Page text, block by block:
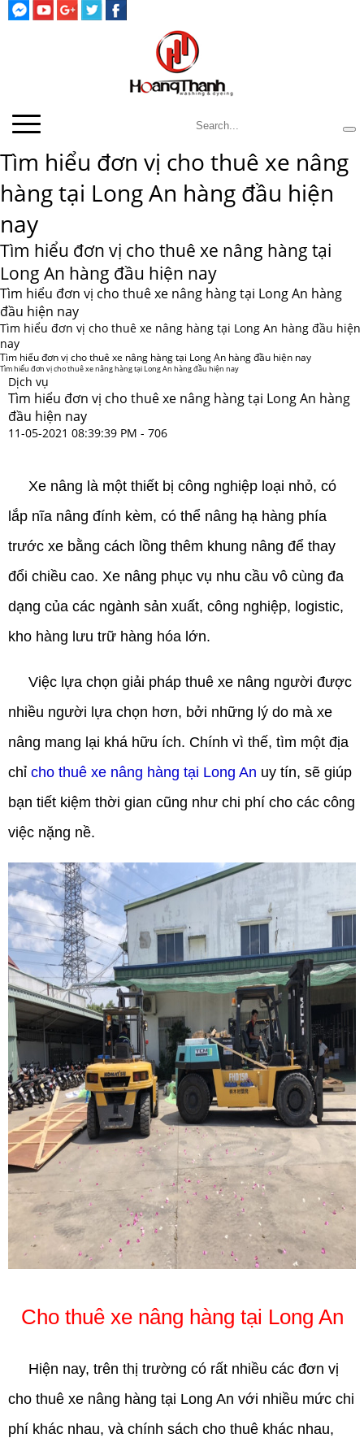
Tìm hiểu đơn vị cho thuê xe nâng
hàng tại Long An hàng đầu hiện
nay
Tìm hiểu đơn vị cho thuê xe nâng hàng tại
Long An hàng đầu hiện nay
Tìm hiểu đơn vị cho thuê xe nâng hàng tại Long An hàng
đầu hiện nay
Tìm hiểu đơn vị cho thuê xe nâng hàng tại Long An hàng đầu hiện
nay
Tìm hiểu đơn vị cho thuê xe nâng hàng tại Long An hàng đầu hiện nay
Tìm hiểu đơn vị cho thuê xe nâng hàng tại Long An hàng đầu hiện nay
Dịch vụ
Tìm hiểu đơn vị cho thuê xe nâng hàng tại Long An hàng
đầu hiện nay
11-05-2021 08:39:39 PM - 706
Xe nâng là một thiết bị công nghiệp loại nhỏ, có
lắp nĩa nâng đính kèm, có thể nâng hạ hàng phía
trước xe bằng cách lồng thêm khung nâng để thay
đổi chiều cao. Xe nâng phục vụ nhu cầu vô cùng đa
dạng của các ngành sản xuất, công nghiệp, logistic,
kho hàng lưu trữ hàng hóa lớn.
Việc lựa chọn giải pháp thuê xe nâng người được
nhiều người lựa chọn hơn, bởi những lý do mà xe
nâng mang lại khá hữu ích. Chính vì thế, tìm một địa
chỉ cho thuê xe nâng hàng tại Long An uy tín, sẽ giúp
bạn tiết kiệm thời gian cũng như chi phí cho các công
việc nặng nề.
Cho thuê xe nâng hàng tại Long An
Hiện nay, trên thị trường có rất nhiều các đơn vị
cho thuê xe nâng hàng tại Long An với nhiều mức chi
phí khác nhau, và chính sách cho thuê khác nhau,